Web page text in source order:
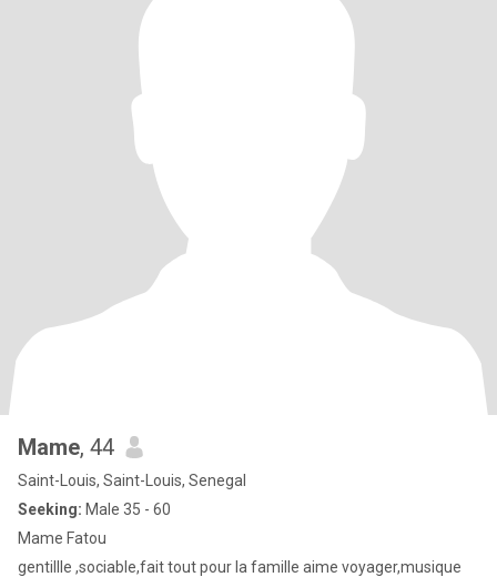
Mame, 44
Saint-Louis, Saint-Louis, Senegal
Seeking: Male 35 - 60
Mame Fatou
gentillle ,sociable,fait tout pour la famille aime voyager,musique